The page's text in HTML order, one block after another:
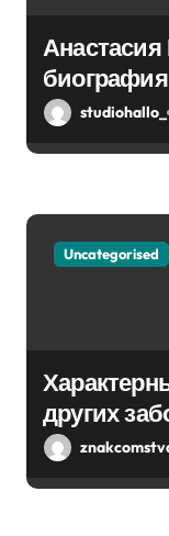
studiohallo_
Uncategorised
других